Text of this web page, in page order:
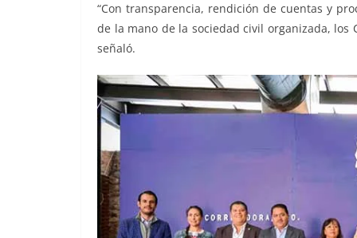
“Con transparencia, rendición de cuentas y
de la mano de la sociedad civil organizada, los
señaló.